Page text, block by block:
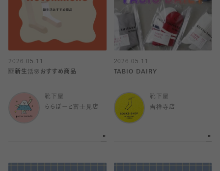
2026.05.11
🆕新生活🌸おすすめ商品
靴下屋
ららぽーと富士見店
2026.05.11
TABIO DAIRY
靴下屋
吉祥寺店